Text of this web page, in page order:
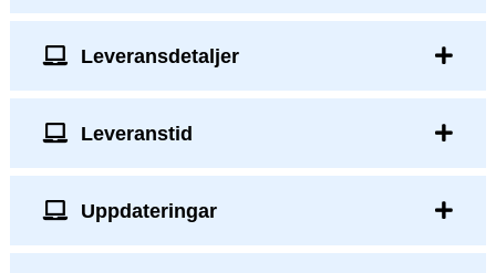
Leveransdetaljer
Leveranstid
Uppdateringar